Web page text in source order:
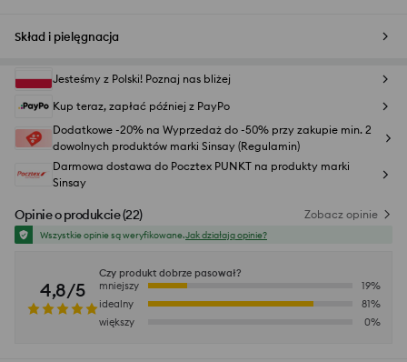
Skład i pielęgnacja
Jesteśmy z Polski! Poznaj nas bliżej
Kup teraz, zapłać później z PayPo
Dodatkowe -20% na Wyprzedaż do -50% przy zakupie min. 2
dowolnych produktów marki Sinsay (Regulamin)
Darmowa dostawa do Pocztex PUNKT na produkty marki
Sinsay
Opinie o produkcie(22) Zobacz opinie
Wszystkie opinie są weryfikowane.Jak działają opinie?
4,8/5
Czy produkt dobrze pasował?
mniejszy
19%
idealny
81%
większy
0%